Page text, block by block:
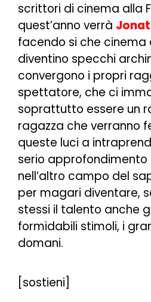
scrittori di cinema alla
quest’anno verrà
facendo si che
diventino specchi
convergono i propri
spettatore, che ci
soprattutto essere un
ragazza che verranno
queste luci a
serio approfondimento
nell’altro campo del
per magari diventare,
stessi il talento anche
formidabili stimoli, i
domani.
[sostieni]